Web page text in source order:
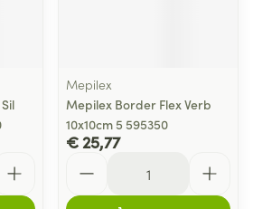
Mepilex
Mepilex Border Flex Verb
10x10cm 5 595350
€ 25,77